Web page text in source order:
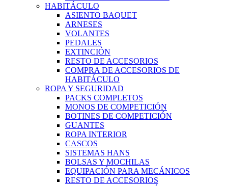
HABITÁCULO
ASIENTO BAQUET
ARNESES
VOLANTES
PEDALES
EXTINCIÓN
RESTO DE ACCESORIOS
COMPRA DE ACCESORIOS DE
HABITÁCULO
ROPA Y SEGURIDAD
PACKS COMPLETOS
MONOS DE COMPETICIÓN
BOTINES DE COMPETICIÓN
GUANTES
ROPA INTERIOR
CASCOS
SISTEMAS HANS
BOLSAS Y MOCHILAS
EQUIPACIÓN PARA MECÁNICOS
RESTO DE ACCESORIOS